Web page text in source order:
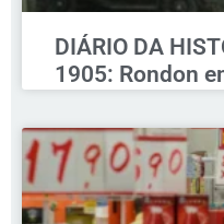
DIÁRIO DA
1905: Rondon